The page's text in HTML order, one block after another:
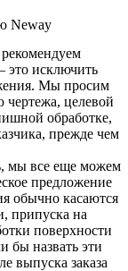
Neway
это исключить
Мы просим
целевой
обработке,
прежде чем
мы все еще можем
предложение
обычно касаются
припуска на
поверхности
бы назвать эти
выпуска заказа